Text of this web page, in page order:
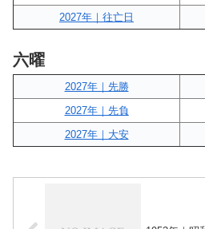
2027年｜往亡日
六曜
2027年｜先勝
2027年｜先負
2027年｜大安